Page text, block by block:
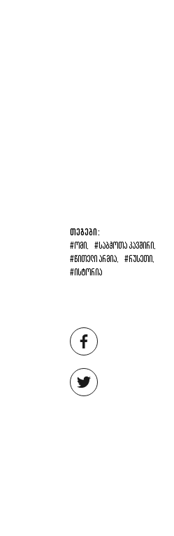
ᲗᲔᲒᲔᲑᲘ:
#ᲝᲛᲘ, #ᲡᲐᲑᲭᲝᲗᲐ ᲙᲐᲕᲨᲘᲠᲘ,
#ᲬᲘᲗᲔᲚᲘ ᲐᲠᲛᲘᲐ, #ᲠᲣᲡᲔᲗᲘ,
#ᲘᲡᲢᲝᲠᲘᲐ